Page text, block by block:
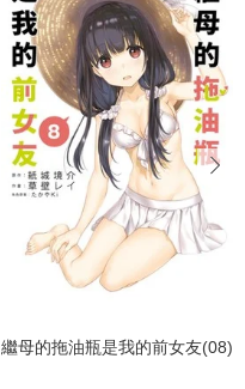
加入購物車
繼母的拖油瓶是我的前女友(08)